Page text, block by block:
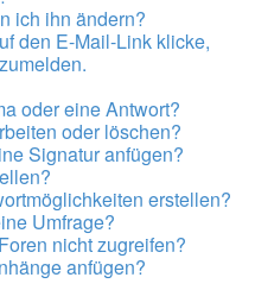
ich ihn ändern?
den E-Mail-Link klicke,
oder eine Antwort?
oder löschen?
Signatur anfügen?
erstellen?
Umfrage?
nicht zugreifen?
anfügen?